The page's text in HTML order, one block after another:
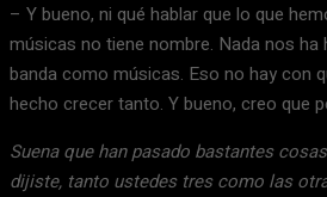
– Y bueno, ni qué hablar que lo que
músicas no tiene nombre. Nada nos ha
banda como músicas. Eso no hay con
hecho crecer tanto. Y bueno, creo que
Suena que han pasado bastantes
dijiste, tanto ustedes tres como las